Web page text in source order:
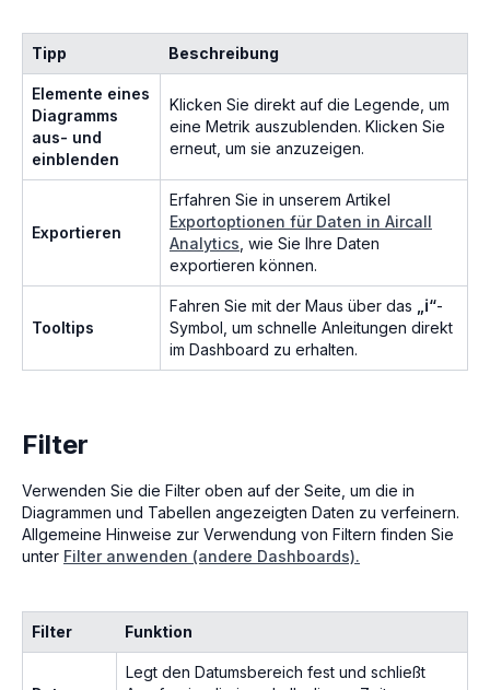
Tipp Beschreibung
Elemente eines
Diagramms
aus- und
einblenden
Klicken Sie direkt auf die Legende, um
eine Metrik auszublenden. Klicken Sie
erneut, um sie anzuzeigen.
Exportieren
Erfahren Sie in unserem Artikel
Exportoptionen für Daten in Aircall
Analytics , wie Sie Ihre Daten
exportieren können.
Tooltips
Fahren Sie mit der Maus über das „ℹ“-
Symbol, um schnelle Anleitungen direkt
im Dashboard zu erhalten.
Filter
Verwenden Sie die Filter oben auf der Seite, um die in
Diagrammen und Tabellen angezeigten Daten zu verfeinern.
Allgemeine Hinweise zur Verwendung von Filtern finden Sie
unter Filter anwenden (andere Dashboards).
Filter Funktion
Legt den Datumsbereich fest und schließt